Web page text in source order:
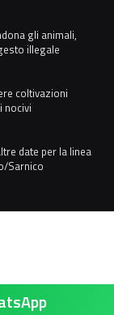
gli animali,
illegale
coltivazioni
nocivi
date per la linea
Sarnico